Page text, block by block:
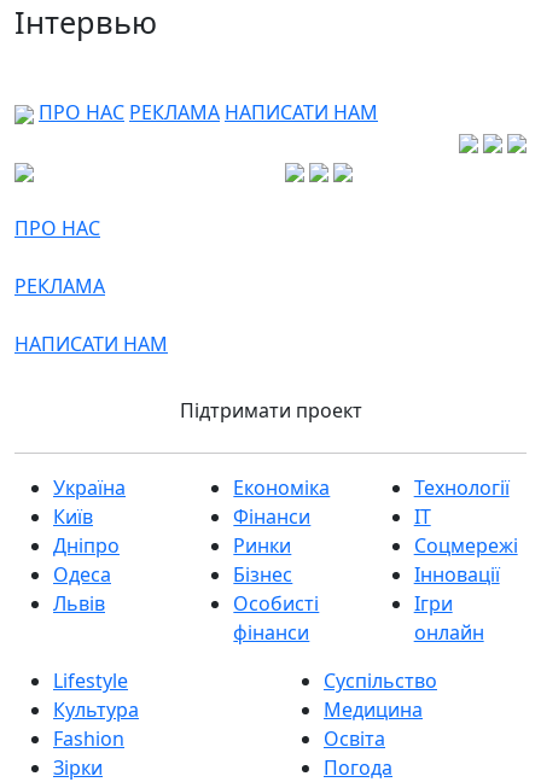
Інтервью
ПРО НАС РЕКЛАМА НАПИСАТИ НАМ
ПРО НАС
РЕКЛАМА
НАПИСАТИ НАМ
Підтримати проект
Україна
Київ
Дніпро
Одеса
Львів
Економіка
Фінанси
Ринки
Бізнес
Особисті
фінанси
Технології
IT
Соцмережі
Інновації
Ігри
онлайн
Lifestyle
Культура
Fashion
Зірки
Суспільство
Медицина
Освіта
Погода